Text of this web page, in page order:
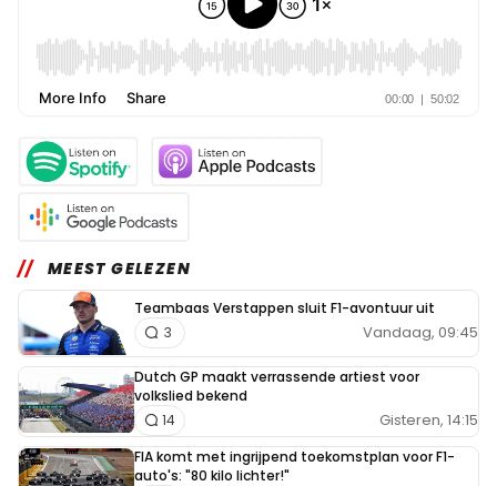
MEEST GELEZEN
Teambaas Verstappen sluit F1-avontuur uit
Vandaag, 09:45
3
Dutch GP maakt verrassende artiest voor
volkslied bekend
Gisteren, 14:15
14
FIA komt met ingrijpend toekomstplan voor F1-
auto's: "80 kilo lichter!"